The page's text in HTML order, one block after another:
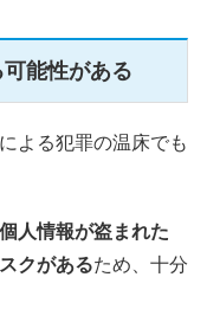
能性がある
よる犯罪の温床でも
人情報が盗まれた
クがあるため、十分